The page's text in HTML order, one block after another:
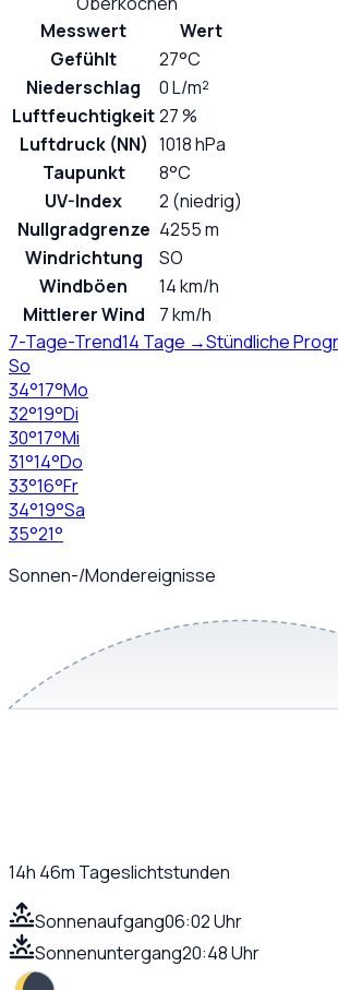
Messwert
Wert
Gefühlt
27°C
Niederschlag
0 L/m²
Luftfeuchtigkeit27 %
Luftdruck (NN) 1018 hPa
Taupunkt
8°C
UV-Index
2 (niedrig)
Nullgradgrenze 4255 m
Windrichtung
SO
Windböen
14 km/h
Mittlerer Wind
7 km/h
7-Tage-Trend14 Tage →Stündliche
So
34°17°Mo
32°19°Di
30°17°Mi
31°14°Do
33°16°Fr
34°19°Sa
35°21°
Sonnen-/Mondereignisse
14h 46m Tageslichtstunden
Sonnenaufgang06:02 Uhr
Sonnenuntergang20:48 Uhr